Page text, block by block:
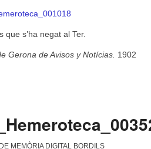
s’ha negat al Ter.
Gerona de Avisos y Notícias. 1902
MEMÒRIA DIGITAL BORDILS